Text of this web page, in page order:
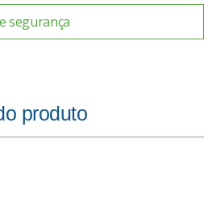
segurança
produto